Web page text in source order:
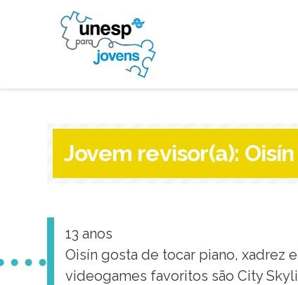
Jovem revisor(a): Oisín
13 anos
Oisín gosta de tocar piano, xadrez
videogames favoritos são City